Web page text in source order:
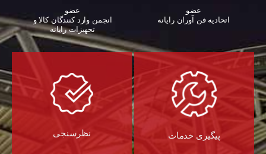
عضو
اتحادیه فن آوران رایانه
عضو
انجمن وارد کنندگان کالا و
تجهیزات رایانه‌
پیگیری خدمات نظرسنجی